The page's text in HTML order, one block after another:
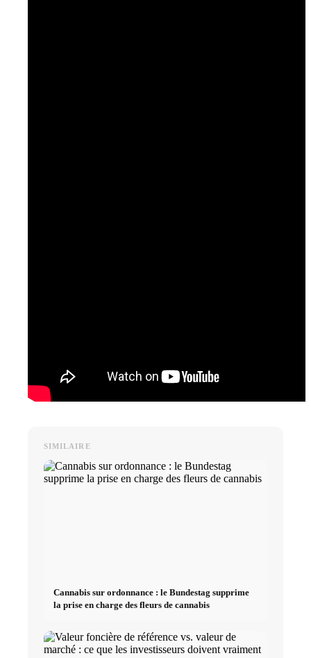
SIMILAIRE
Cannabis sur ordonnance : le Bundestag supprime
la prise en charge des fleurs de cannabis